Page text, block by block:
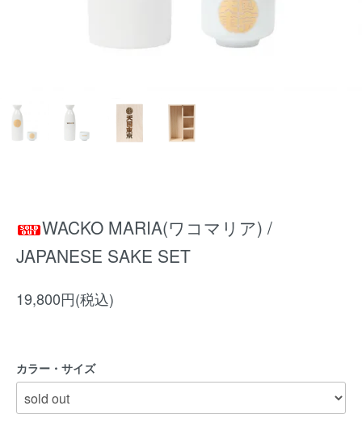
WACKO MARIA(ワコマリア) /
JAPANESE SAKE SET
19,800円(税込)
カラー・サイズ